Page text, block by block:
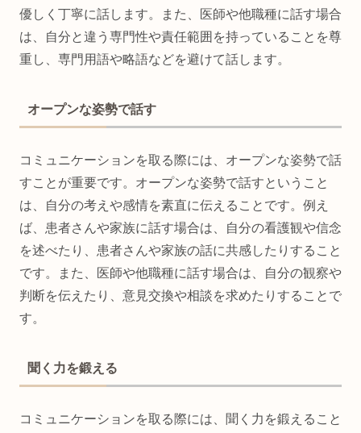
優しく丁寧に話します。また、医師や他職種に話す場合
は、自分と違う専門性や責任範囲を持っていることを尊
重し、専門用語や略語などを避けて話します。
オープンな姿勢で話す
コミュニケーションを取る際には、オープンな姿勢で話
すことが重要です。オープンな姿勢で話すということ
は、自分の考えや感情を素直に伝えることです。例え
ば、患者さんや家族に話す場合は、自分の看護観や信念
を述べたり、患者さんや家族の話に共感したりすること
です。また、医師や他職種に話す場合は、自分の観察や
判断を伝えたり、意見交換や相談を求めたりすることで
す。
聞く力を鍛える
コミュニケーションを取る際には、聞く力を鍛えること